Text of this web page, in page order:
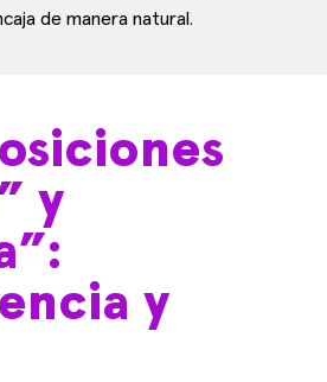
de manera natural.
y
y